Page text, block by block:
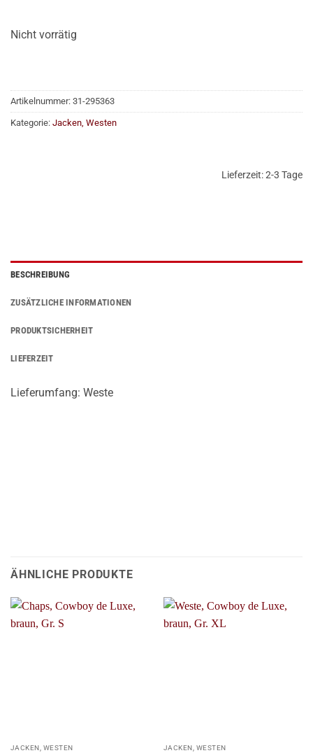
Nicht vorrätig
Artikelnummer: 31-295363
Kategorie: Jacken, Westen
Lieferzeit:2-3 Tage
BESCHREIBUNG
ZUSÄTZLICHE INFORMATIONEN
PRODUKTSICHERHEIT
LIEFERZEIT
Lieferumfang: Weste
ÄHNLICHE PRODUKTE
JACKEN, WESTEN JACKEN, WESTEN